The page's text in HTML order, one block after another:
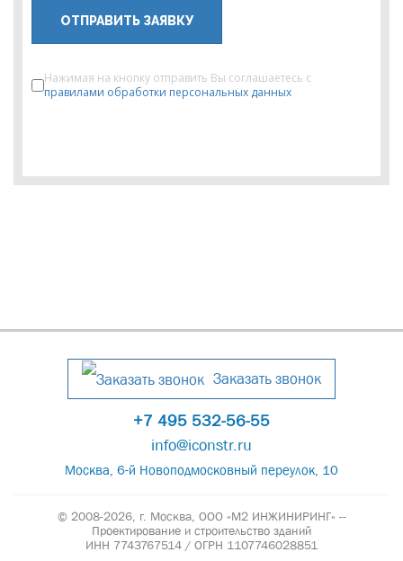
ОТПРАВИТЬ ЗАЯВКУ
Нажимая на кнопку отправить Вы соглашаетесь с
правилами обработки персональных данных
Заказать звонок
+7 495 532-56-55
info@iconstr.ru
Москва, 6-й Новоподмосковный переулок, 10
© 2008-2026, г. Москва, ООО «М2 ИНЖИНИРИНГ» --
Проектирование и строительство зданий
ИНН 7743767514 / ОГРН 1107746028851